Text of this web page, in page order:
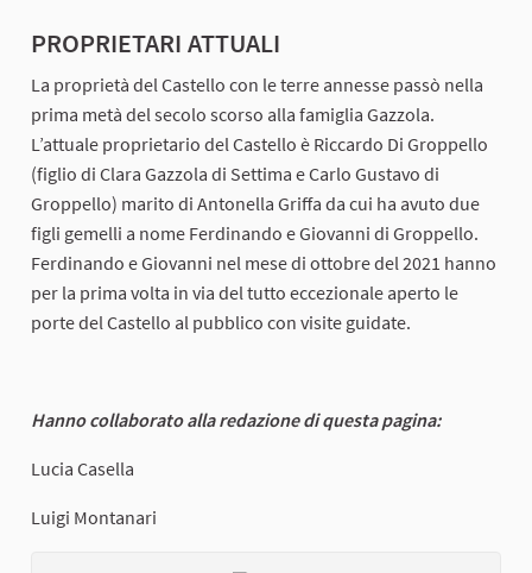
PROPRIETARI ATTUALI
La proprietà del Castello con le terre annesse passò nella
prima metà del secolo scorso alla famiglia Gazzola.
L’attuale proprietario del Castello è Riccardo Di Groppello
(figlio di Clara Gazzola di Settima e Carlo Gustavo di
Groppello) marito di Antonella Griffa da cui ha avuto due
figli gemelli a nome Ferdinando e Giovanni di Groppello.
Ferdinando e Giovanni nel mese di ottobre del 2021 hanno
per la prima volta in via del tutto eccezionale aperto le
porte del Castello al pubblico con visite guidate.
Hanno collaborato alla redazione di questa pagina:
Lucia Casella
Luigi Montanari